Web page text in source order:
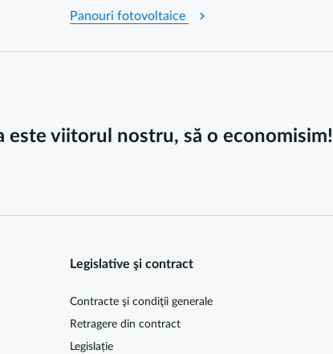
Panouri fotovoltaice chevron_right
este viitorul nostru, să o economisim!
Legislative şi contract
Contracte şi condiţii generale
Retragere din contract
Legislație